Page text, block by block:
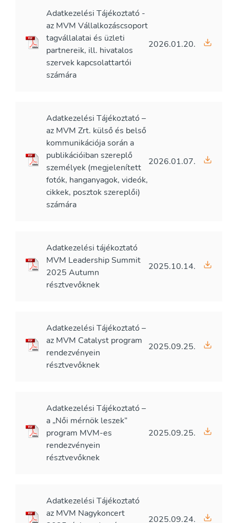
Adatkezelési Tájékoztató -
az MVM Vállalkozáscsoport
tagvállalatai és üzleti
partnereik, ill. hivatalos
szervek kapcsolattartói
számára
2026.01.20.
Adatkezelési Tájékoztató –
az MVM Zrt. külső és belső
kommunikációja során a
publikációiban szereplő
személyek (megjelenített
fotók, hanganyagok, videók,
cikkek, posztok szereplői)
számára
2026.01.07.
Adatkezelési tájékoztató
MVM Leadership Summit
2025 Autumn
résztvevőknek
2025.10.14.
Adatkezelési Tájékoztató –
az MVM Catalyst program
rendezvényein
résztvevőknek
2025.09.25.
Adatkezelési Tájékoztató –
a „Női mérnök leszek”
program MVM-es
rendezvényein
résztvevőknek
2025.09.25.
Adatkezelési Tájékoztató
az MVM Nagykoncert
2025.09.24.